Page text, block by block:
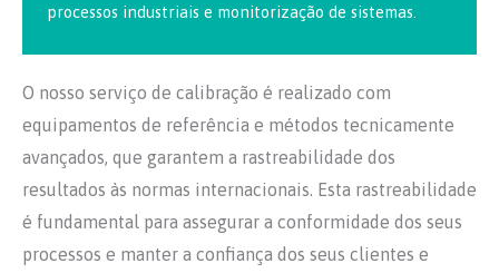
processos industriais e monitorização de sistemas.
O nosso serviço de calibração é realizado com
equipamentos de referência e métodos tecnicamente
avançados, que garantem a rastreabilidade dos
resultados às normas internacionais. Esta rastreabilidade
é fundamental para assegurar a conformidade dos seus
processos e manter a confiança dos seus clientes e